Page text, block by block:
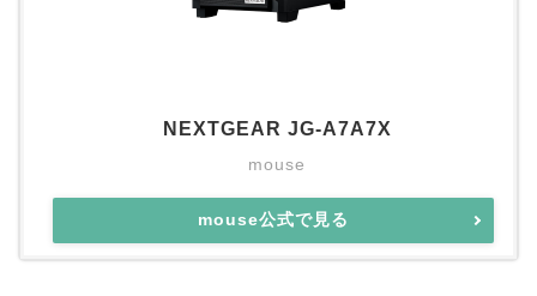
NEXTGEAR JG-A7A7X
mouse
mouse公式で見る